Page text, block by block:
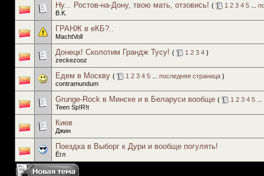
Ну... Ростов-на-Дону, твою мать, отзовись! ( 1 2 3 4 5
В.К.
ГРАНЖ в еКБ?..
MachtVoll
Донецк! Сколотим Грандж Тусу! ( 1 2 3 4 )
zeckezooz
Едем в Москву ( 1 2 3 4 5 последняя страница )
contramundum
Grunge-Rock в Минске и в Беларуси вообще ( 1 2 3 4 5
Teen Sp!R!t
Киев
Джин
Поездка в Выборг к Дури и вообще погулять!
Ёгл